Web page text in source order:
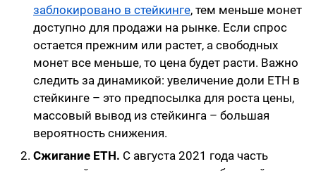
заблокировано в стейкинге, тем меньше монет
доступно для продажи на рынке. Если спрос
остается прежним или растет, а свободных
монет все меньше, то цена будет расти. Важно
следить за динамикой: увеличение доли ETH в
стейкинге – это предпосылка для роста цены,
массовый вывод из стейкинга – большая
вероятность снижения.
Сжигание ETH. С августа 2021 года часть